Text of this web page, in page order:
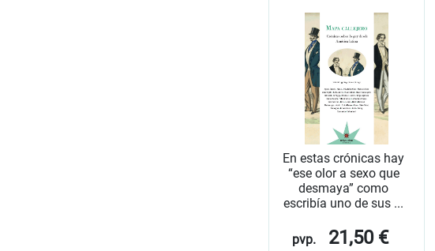
En estas crónicas hay
“ese olor a sexo que
desmaya” como
escribía uno de sus ...
pvp. 21,50 €